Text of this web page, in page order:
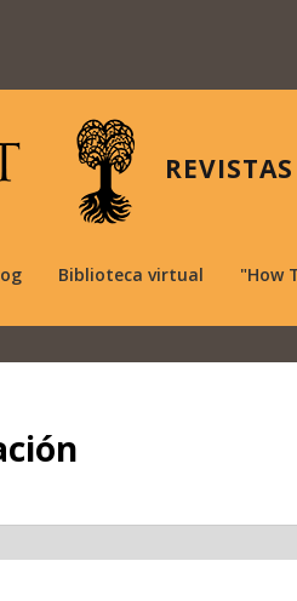
Biblioteca virtual "How